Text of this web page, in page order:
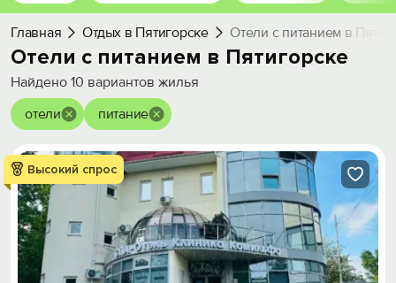
Добавить свой объект
Главная Отдых в Пятигорске Отели с питанием в
Отели с питанием в Пятигорске
Найдено 10 вариантов жилья
отели
питание
Высокий спрос